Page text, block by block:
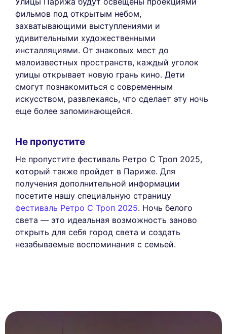
фильмов под открытым небом,
захватывающими выступлениями и
удивительными художественными
инсталляциями. От знаковых мест до
малоизвестных пространств, каждый уголок
улицы открывает новую грань кино. Дети
смогут познакомиться с современным
искусством, развлекаясь, что сделает эту ночь
еще более запоминающейся.
Не пропустите
Не пропустите фестиваль Ретро С Троп 2025,
который также пройдет в Париже. Для
получения дополнительной информации
посетите нашу специальную страницу
фестиваль Ретро С Троп 2025. Ночь белого
света — это идеальная возможность заново
открыть для себя город света и создать
незабываемые воспоминания с семьей.